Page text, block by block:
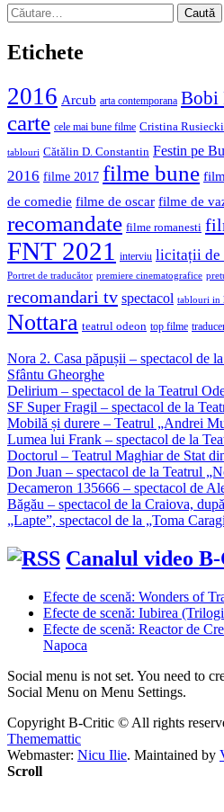
Caută
după:
Etichete
2016 Arcub arta contemporana Bobi
carte cele mai bune filme Cristina Rusiecki
tablouri Cătălin D. Constantin Festin pe
2016 filme 2017 filme bune
de comedie filme de oscar filme de
recomandate filme romanesti
FNT 2021 interviu licitații de
Portret de traducător premiere cinematografice
recomandari tv spectacol tablouri in
Nottara teatrul odeon top filme
Nora 2. Casa păpușii – spectacol de
Sfântu Gheorghe
Delirium – spectacol de la Teatrul
SF Super Fragil – spectacol de la
Mobilă și durere – Teatrul „Andrei
Lumea lui Frank – spectacol de la
Doctorul – Teatrul Maghiar de Stat
Don Juan – spectacol de la Teatrul
Decameron 135666 – spectacol de
Băgău – spectacol de la Craiova,
„Lapte”, spectacol de la „Toma
Canalul video
Efecte de scenă: Wonders of
Efecte de scenă: Iubirea
Efecte de scenă: Reactor de
Napoca
Social menu is not set. You need to
Social Menu on Menu Settings.
Copyright B-Critic © All rights
Thememattic
Webmaster: Nicu Ilie. Maintained by
Scroll